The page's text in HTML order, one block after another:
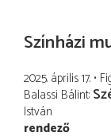
Színházi
2025. április 17.
Balassi Bálint
István
rendező